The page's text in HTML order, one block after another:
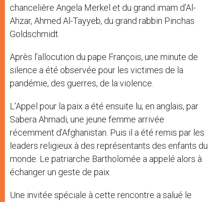
chancelière Angela Merkel et du grand imam d’Al-
Ahzar, Ahmed Al-Tayyeb, du grand rabbin Pinchas
Goldschmidt.
Après l’allocution du pape François, une minute de
silence a été observée pour les victimes de la
pandémie, des guerres, de la violence.
L’Appel pour la paix a été ensuite lu, en anglais, par
Sabera Ahmadi, une jeune femme arrivée
récemment d’Afghanistan. Puis il a été remis par les
leaders religieux à des représentants des enfants du
monde. Le patriarche Bartholomée a appelé alors à
échanger un geste de paix.
Une invitée spéciale à cette rencontre a salué le